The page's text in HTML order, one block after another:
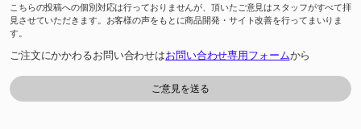
こちらの投稿への個別対応は行っておりませんが、頂いたご意見はスタッフがすべて拝
見させていただきます。お客様の声をもとに商品開発・サイト改善を行ってまいりま
す。
ご注文にかかわるお問い合わせはお問い合わせ専用フォームから